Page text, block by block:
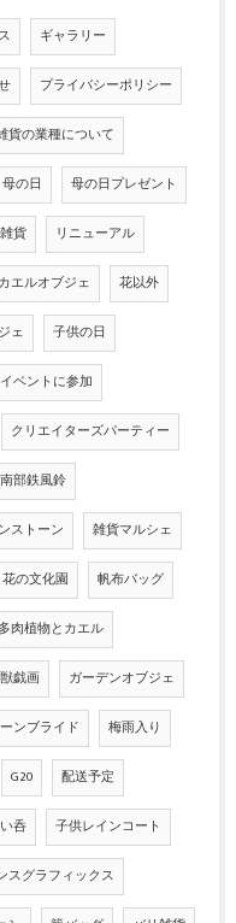
ギャラリー
プライバシーポリシー
貨の業種について
母の日 母の日プレゼント
貨 リニューアル
カエルオブジェ 花以外
ェ 子供の日
イベントに参加
クリエイターズパーティー
南部鉄風鈴
ストーン 雑貨マルシェ
花の文化園 帆布バッグ
肉植物とカエル
戯画 ガーデンオブジェ
ンブライド 梅雨入り
G20 配送予定
呑 子供レインコート
スグラフィックス